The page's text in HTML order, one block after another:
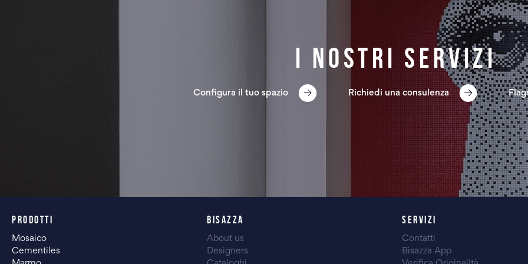
I nostri servizi
Configura il tuo spazio Richiedi una consulenza
PRODOTTI
Mosaico
Cementiles
BISAZZA
About us
Designers
SERVIZI
Contatti
Bisazza App